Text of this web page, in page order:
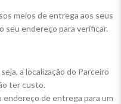
meios de entrega aos seus
seu endereço para verificar.
a localização do Parceiro
ter custo.
de entrega para um